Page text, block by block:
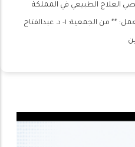
العلاج الطبيعي في المملكة
العربية السعودية. شكراً لفريق العمل: ** من الجمعية: ١- د. عبدالفتاح
بن